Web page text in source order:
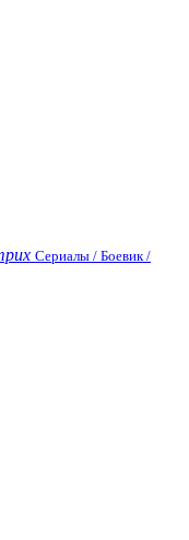
Сериалы / Боевик /